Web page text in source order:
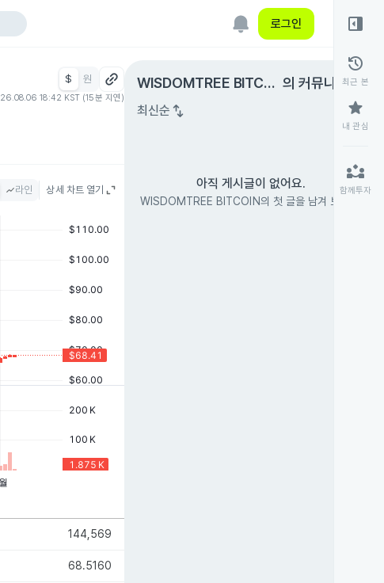
로그인
$ 원
26.08.06 18:42 KST (15분 지연)
라인 상세 차트 열기
WISDOMTREE BITCOI
N
의 커뮤니티expand_circle_right
최신순 swap_vert
아직 게시글이 없어요.
WISDOMTREE BITCOIN의 첫 글을 남겨 보세요.
right_panel_open
history
최근 본
star
내 관심
partner_exchange
함께투자